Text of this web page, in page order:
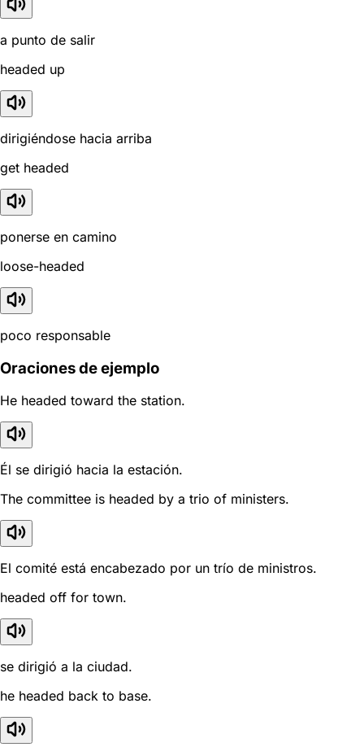
a punto de salir
headed up
dirigiéndose hacia arriba
get headed
ponerse en camino
loose-headed
poco responsable
Oraciones de ejemplo
He headed toward the station.
Él se dirigió hacia la estación.
The committee is headed by a trio of ministers.
El comité está encabezado por un trío de ministros.
headed off for town.
se dirigió a la ciudad.
he headed back to base.